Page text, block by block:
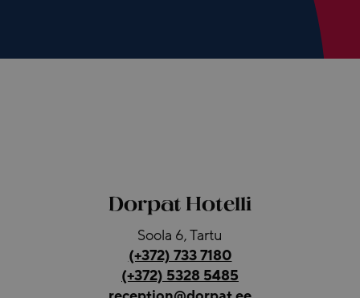
Dorpat Hotelli
Soola 6, Tartu
(+372) 733 7180
(+372) 5328 5485